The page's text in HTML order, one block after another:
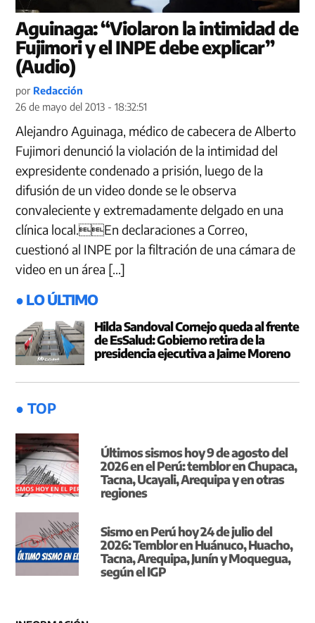
Aguinaga: “Violaron la intimidad de
Fujimori y el INPE debe explicar”
(Audio)
por Redacción
26 de mayo del 2013 - 18:32:51
Alejandro Aguinaga, médico de cabecera de Alberto
Fujimori denunció la violación de la intimidad del
expresidente condenado a prisión, luego de la
difusión de un video donde se le observa
convaleciente y extremadamente delgado en una
clínica local.En declaraciones a Correo,
cuestionó al INPE por la filtración de una cámara de
video en un área […]
● LO ÚLTIMO
Hilda Sandoval Cornejo queda al frente
de EsSalud: Gobierno retira de la
presidencia ejecutiva a Jaime Moreno
● TOP
Últimos sismos hoy 9 de agosto del
2026 en el Perú: temblor en Chupaca,
Tacna, Ucayali, Arequipa y en otras
regiones
Sismo en Perú hoy 24 de julio del
2026: Temblor en Huánuco, Huacho,
Tacna, Arequipa, Junín y Moquegua,
según el IGP